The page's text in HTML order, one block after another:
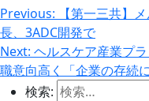
Previous:
【第一三共】
長、3ADC開発で
Next: ヘルスケア産業プ
職意向高く「企業の存
検索: